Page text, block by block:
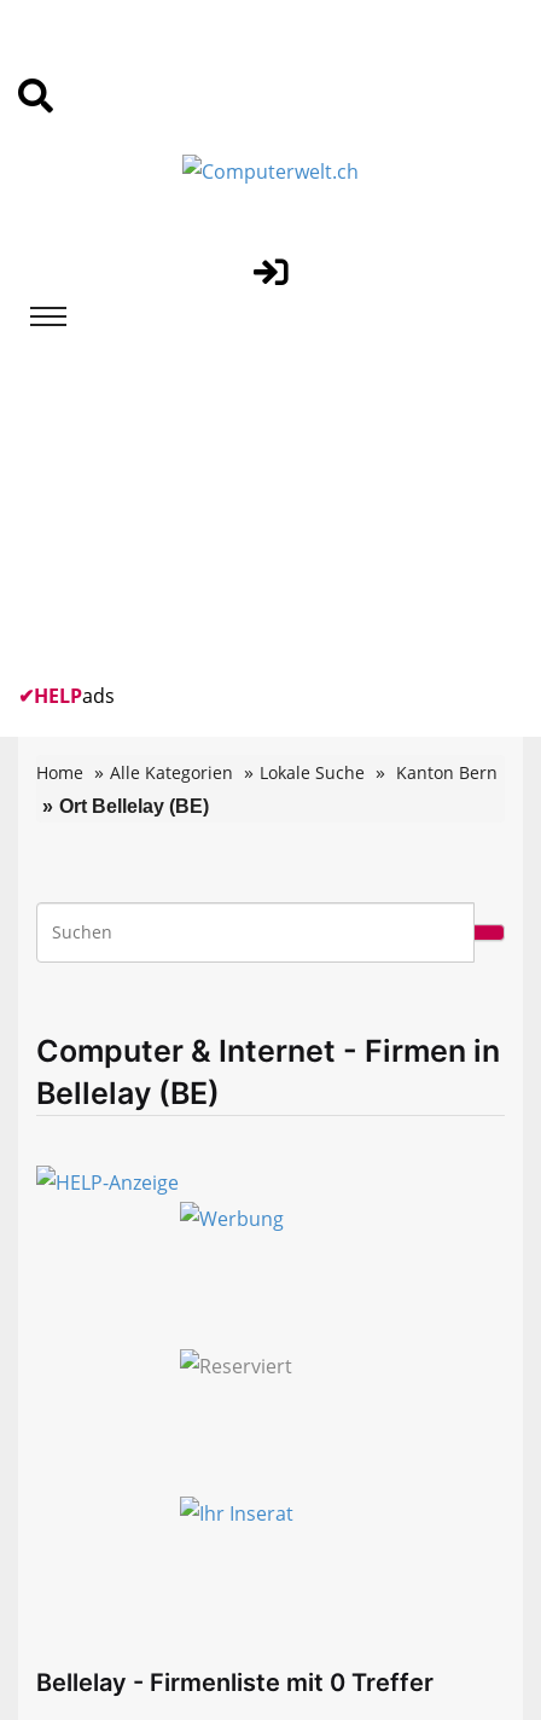
✔HELPads
Home Alle Kategorien Lokale Suche Kanton Bern
Ort Bellelay (BE)
Computer & Internet - Firmen in
Bellelay (BE)
Bellelay - Firmenliste mit 0 Treffer